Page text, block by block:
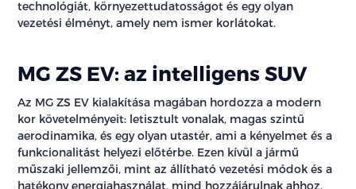
technológiát, környezettudatosságot és egy olyan
vezetési élményt, amely nem ismer korlátokat.
MG ZS EV: az intelligens SUV
Az MG ZS EV kialakítása magában hordozza a modern
kor követelményeit: letisztult vonalak, magas szintű
aerodinamika, és egy olyan utastér, ami a kényelmet és a
funkcionalitást helyezi előtérbe. Ezen kívül a jármű
műszaki jellemzői, mint az állítható vezetési módok és a
hatékony energiahasználat, mind hozzájárulnak ahhoz,